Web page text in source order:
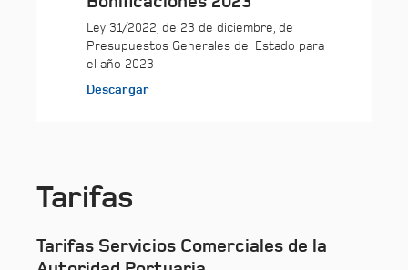
Ley 31/2022, de 23 de diciembre, de
Presupuestos Generales del Estado para
el año 2023
Descargar
Tarifas
Tarifas Servicios Comerciales de la